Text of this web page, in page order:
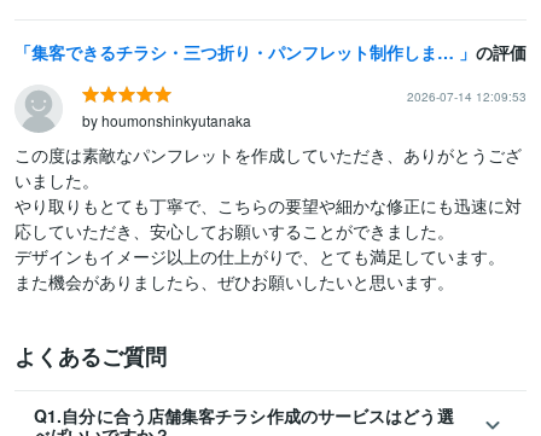
集客できるチラシ・三つ折り・パンフレット制作します 店舗キャンペーン・イベント集客支援 の評価
2026-07-14 12:09:53
by houmonshinkyutanaka
この度は素敵なパンフレットを作成していただき、ありがとうござ
いました。
やり取りもとても丁寧で、こちらの要望や細かな修正にも迅速に対
応していただき、安心してお願いすることができました。
デザインもイメージ以上の仕上がりで、とても満足しています。
また機会がありましたら、ぜひお願いしたいと思います。
よくあるご質問
Q1.自分に合う店舗集客チラシ作成のサービスはどう選